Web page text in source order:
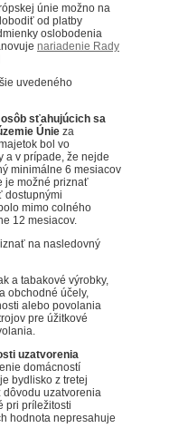
únie možno na
od platby
oslobodenia
nariadenie Rady
uvedeného
sťahujúcich sa
Únie za
bol vo
a v prípade, že nejde
minimálne 6 mesiacov
je možné priznať
dostupnými
mimo colného
12 mesiacov.
na nasledovný
a tabakové výrobky,
obchodné účely,
alebo povolania
pre úžitkové
uzatvorenia
domácností
bydlisko z tretej
uzatvorenia
pri príležitosti
hodnota nepresahuje